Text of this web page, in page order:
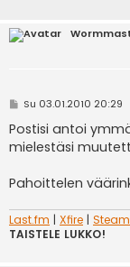
V
e
s
t
Su 03.01.2010 20:29
Postisi antoi
mielestäsi
Pahoittelen
Last.fm | Xfire | Steam
TAISTELE LUKKO!